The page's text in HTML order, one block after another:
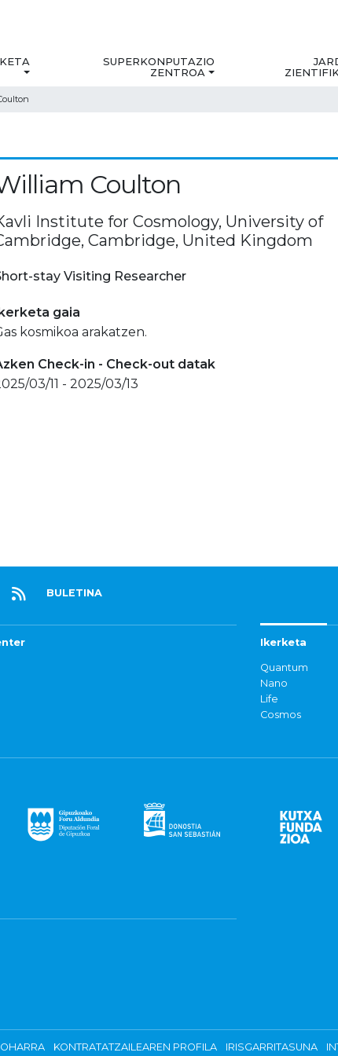
SUPERKONPUTAZIO
ZENTROA
Coulton
Institute for Cosmology, University of
Cambridge, United Kingdom
stay Visiting Researcher
Ikerketa gaia
kosmikoa arakatzen.
Check-in - Check-out datak
03/11 - 2025/03/13
BULETINA
Ikerketa
Quantum
Nano
Life
Cosmos
KONTRATATZAILEAREN PROFILA IRISGARRITASUNA